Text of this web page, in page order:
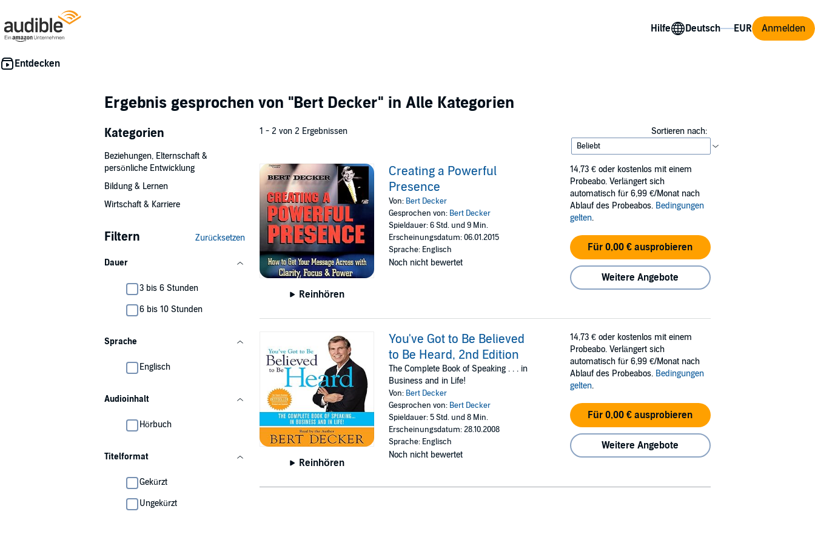
Hilfe Anmelden
Ergebnis gesprochen von "Bert Decker" in Alle Kategorien
Kategorien
Beziehungen, Elternschaft &
persönliche Entwicklung
Bildung & Lernen
Wirtschaft & Karriere
Filtern Zurücksetzen
Dauer
3 bis 6 Stunden
6 bis 10 Stunden
Sprache
Englisch
Audioinhalt
Hörbuch
Titelformat
Gekürzt
Ungekürzt
1 - 2 von 2 Ergebnissen Sortieren nach:
Reinhören
Creating a Powerful
Presence
Von: Bert Decker
Gesprochen von: Bert Decker
Spieldauer: 6 Std. und 9 Min.
Erscheinungsdatum: 06.01.2015
Sprache: Englisch
Noch nicht bewertet
14,73 € oder kostenlos mit einem
Probeabo. Verlängert sich
automatisch für 6,99 €/Monat nach
Ablauf des Probeabos. Bedingungen
gelten.
Für 0,00 € ausprobieren
Weitere Angebote
Reinhören
You've Got to Be Believed
to Be Heard, 2nd Edition
The Complete Book of Speaking . . . in
Business and in Life!
Von: Bert Decker
Gesprochen von: Bert Decker
Spieldauer: 5 Std. und 8 Min.
Erscheinungsdatum: 28.10.2008
Sprache: Englisch
Noch nicht bewertet
14,73 € oder kostenlos mit einem
Probeabo. Verlängert sich
automatisch für 6,99 €/Monat nach
Ablauf des Probeabos. Bedingungen
gelten.
Für 0,00 € ausprobieren
Weitere Angebote